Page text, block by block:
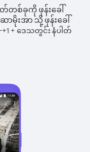
တစ်ခုကို ဖုန်းခေါ်
မိုးအာ သို့ ဖုန်းခေါ်
+1 +ဒေသတွင်း နံပါတ်